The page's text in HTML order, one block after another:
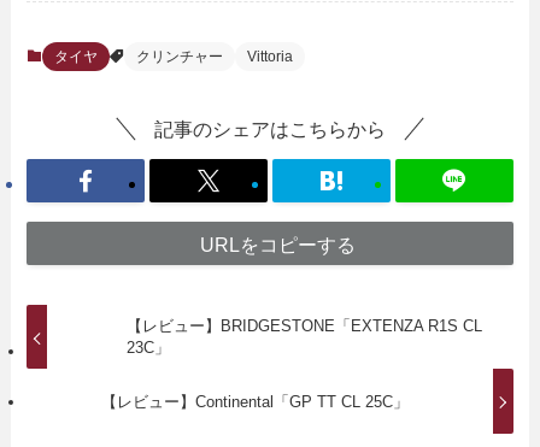
タイヤ クリンチャー Vittoria
記事のシェアはこちらから
URLをコピーする
【レビュー】BRIDGESTONE「EXTENZA R1S CL
23C」
【レビュー】Continental「GP TT CL 25C」